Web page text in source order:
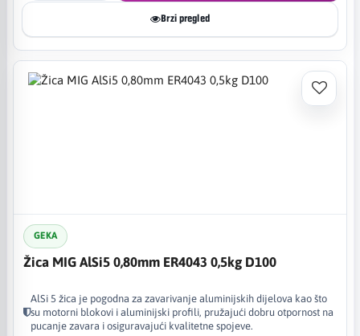
Brzi pregled
GEKA
Žica MIG AlSi5 0,80mm ER4043 0,5kg D100
AlSi 5 žica je pogodna za zavarivanje aluminijskih dijelova kao što
su motorni blokovi i aluminijski profili, pružajući dobru otpornost na
pucanje zavara i osiguravajući kvalitetne spojeve.